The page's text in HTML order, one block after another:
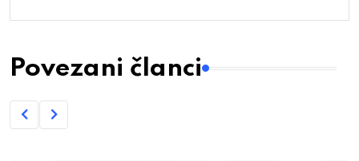
Povezani članci